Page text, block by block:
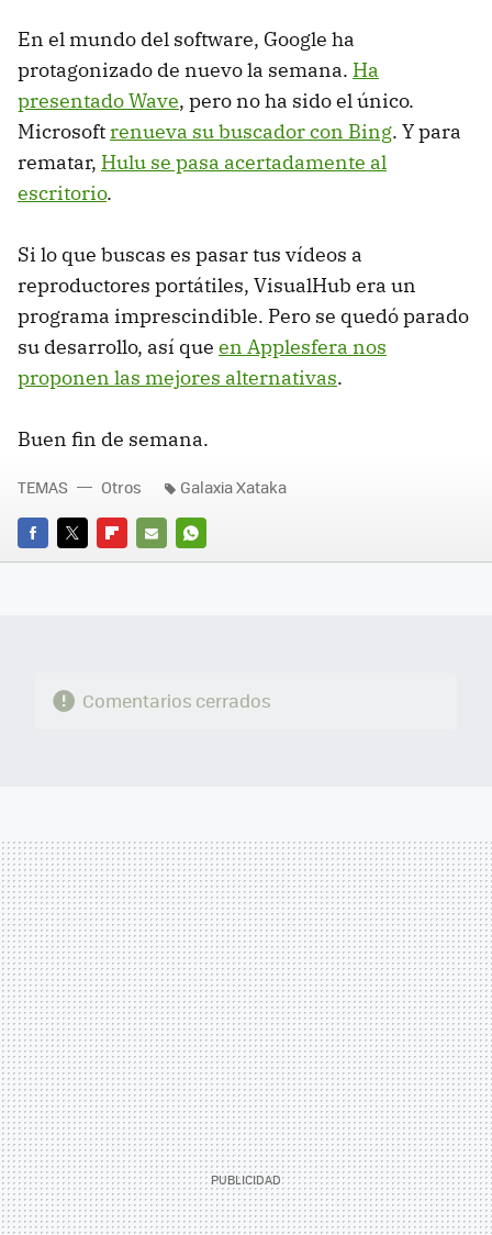
En el mundo del software, Google ha
protagonizado de nuevo la semana. Ha
presentado Wave, pero no ha sido el único.
Microsoftrenueva su buscador con Bing. Y para
rematar, Hulu se pasa acertadamente al
escritorio.
Si lo que buscas es pasar tus vídeos a
reproductores portátiles, VisualHub era un
programa imprescindible. Pero se quedó parado
su desarrollo, así que en Applesfera nos
proponen las mejores alternativas.
Buen fin de semana.
FACEBOOK
TWITTERFLIPBOARD
E-
WHATSAPP
TEMAS Otros Galaxia Xataka
Comentarios cerrados